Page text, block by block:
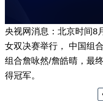
央视网消息：北京时间8
女双决赛举行， 中国组
组合詹咏然/詹皓晴，最
得冠军。